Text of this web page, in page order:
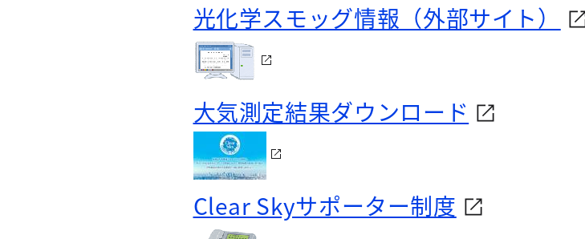
光化学スモッグ情報（外部サイト）
大気測定結果ダウンロード
Clear Skyサポーター制度